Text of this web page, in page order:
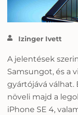
Izinger Ivett
A jelentések
Samsungot, és a
gyártójává válhat.
növeli majd a
iPhone SE 4,